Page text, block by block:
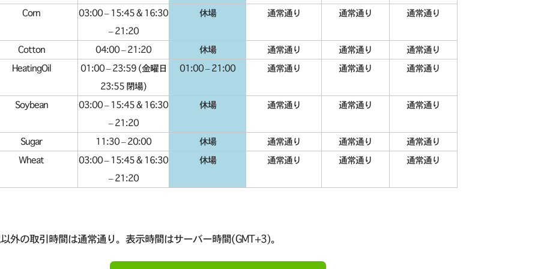
Corn
03:00 – 15:45 & 16:30
– 21:20
休場 通常通り 通常通り 通常通り
Cotton 04:00 – 21:20 休場 通常通り 通常通り
通常通り
HeatingOil
01:00 – 23:59 (金曜日
23:55 閉場)
01:00 – 21:00 通常通り 通常通り 通常通り
Soybean
03:00 – 15:45 & 16:30
– 21:20
休場 通常通り 通常通り 通常通り
Sugar 11:30 – 20:00 休場 通常通り 通常通り
通常通り
Wheat
03:00 – 15:45 & 16:30
– 21:20
休場 通常通り 通常通り 通常通り
外の取引時間は通常通り。表示時間はサーバー時間(GMT+3)。